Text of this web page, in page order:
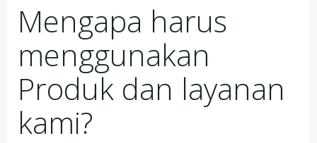
Mengapa harus
menggunakan
Produk dan layanan
kami?